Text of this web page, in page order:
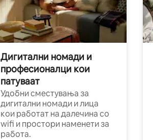
Дигитални номади и
професионалци кои
патуваат
Удобни сместувања за
дигитални номади и лица
кои работат на далечина со
wifi и простори наменети за
работа.